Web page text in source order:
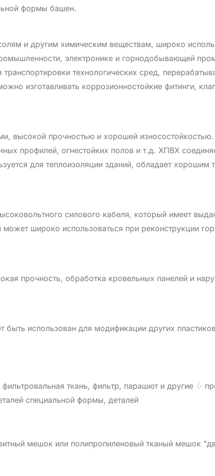
формы башен.
и другим химическим веществам, широко
электронике и горнодобывающей
технологических сред,
изготавливать коррозионностойкие фитинги,
прочностью и хорошей износостойкостью.
профилей, огнестойких полов и т.д. ХПВХ
для теплоизоляции зданий, обладает хорошим
силового кабеля, который имеет
широко использоваться при реконструкции
прочность, обработка кровельных панелей и
использован для модификации других
ткань, фильтр, парашют и другие ♢
специальной формы, деталей
мешок или полипропиленовый тканый мешок